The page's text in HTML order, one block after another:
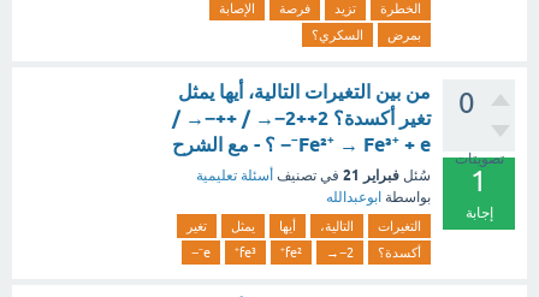
الخطرة
تزيد فرصة
الإصابة
بمرض
السكري؟
0
تصويتات
1
إجابة
من بين التغيرات التالية، أيها يمثل
تغير أكسدة؟ 2++2−→ / ++−→ /
Fe²⁺ → Fe³⁺ + e⁻− ؟ - مع الشرح
سُئل فبراير 21 في تصنيف أسئلة تعليمية
بواسطة ابوعبدالله
التغيرات التالية، أيها يمثل
تغير
أكسدة؟
2−→
fe²⁺
fe³⁺
e⁻−